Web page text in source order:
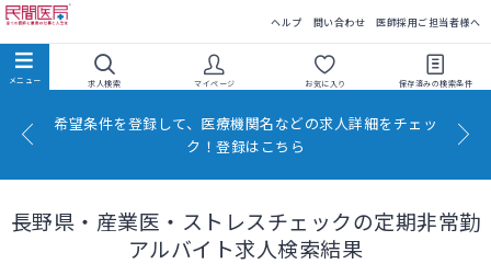
ヘルプ 問い合わせ 医師採用ご担当者様へ
求人検索 マイページ お気に入り 保存済みの検索条件
希望条件を登録して、医療機関名などの求人詳細をチェッ
ク！登録はこちら
長野県・産業医・ストレスチェックの定期非常勤
アルバイト求人検索結果